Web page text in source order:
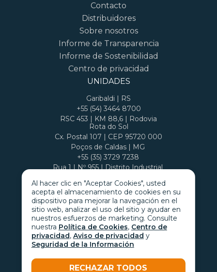
Al hacer clic en "Aceptar Cookies", usted
acepta el almacenamiento de cookies en su
dispositivo para mejorar la navegación en el
sitio web, analizar el uso del sitio y ayudar en
nuestros esfuerzos de marketing. Consulte
nuestra Política de Cookies, Centro de
privacidad, Aviso de privacidad y
Seguridad de la Información
RECHAZAR TODOS
Contacto
Distribuidores
Sobre nosotros
Informe de Transparencia
Informe de Sostenibilidad
Centro de privacidad
UNIDADES
Garibaldi | RS
+55 (54) 3464 8700
RSC 453 | KM 88,6 | Rodovia
Rota do Sol
Cx. Postal 107 | CEP 95720 000
Poços de Caldas | MG
+55 (35) 3729 7238
Rua 1 | Nº 955 | Distrito Industrial